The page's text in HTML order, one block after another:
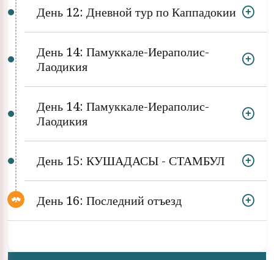
День 12: Дневной тур по Каппадокии
День 14: Памуккале-Иераполис-
Лаодикия
День 14: Памуккале-Иераполис-
Лаодикия
День 15: КУШАДАСЫ - СТАМБУЛ
День 16: Последний отъезд